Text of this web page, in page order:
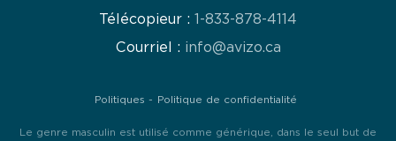
Télécopieur : 1-833-878-4114
Courriel : info@avizo.ca
Politiques Politique de confidentialité
Le genre masculin est utilisé comme générique, dans le seul but de